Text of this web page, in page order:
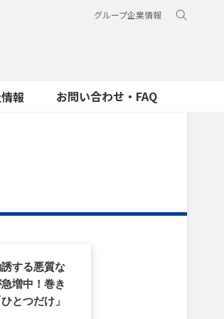
グループ企業情報
報 お問い合わせ・FAQ
する悪質な
増中！巻き
とつだけ」